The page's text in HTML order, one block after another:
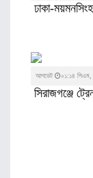
ঢাকা-
আপডেট ০১:১৪
সিরাজগঞ্জে